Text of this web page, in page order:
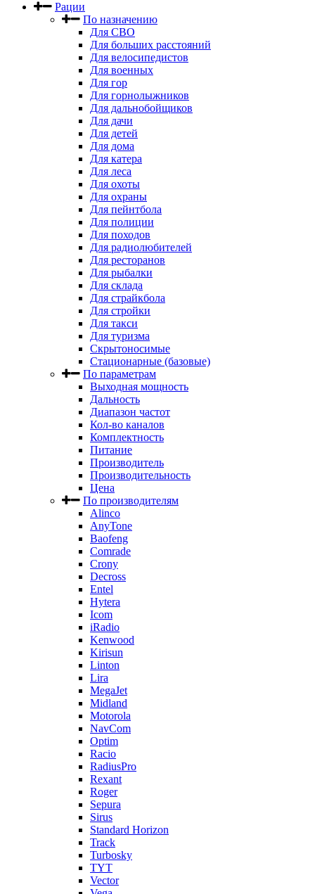
Рации
По назначению
Для СВО
Для больших расстояний
Для велосипедистов
Для военных
Для гор
Для горнолыжников
Для дальнобойщиков
Для дачи
Для детей
Для дома
Для катера
Для леса
Для охоты
Для охраны
Для пейнтбола
Для полиции
Для походов
Для радиолюбителей
Для ресторанов
Для рыбалки
Для склада
Для страйкбола
Для стройки
Для такси
Для туризма
Скрытоносимые
Стационарные (базовые)
По параметрам
Выходная мощность
Дальность
Диапазон частот
Кол-во каналов
Комплектность
Питание
Производитель
Производительность
Цена
По производителям
Alinco
AnyTone
Baofeng
Comrade
Crony
Decross
Entel
Hytera
Icom
iRadio
Kenwood
Kirisun
Linton
Lira
MegaJet
Midland
Motorola
NavCom
Optim
Racio
RadiusPro
Rexant
Roger
Sepura
Sirus
Standard Horizon
Track
Turbosky
TYT
Vector